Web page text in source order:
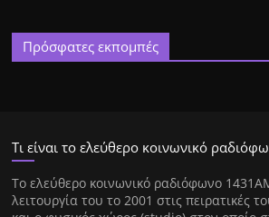
Πρόσφατες εκπομπές
Τι είναι το ελεύθερο κοινωνικό
Tο ελεύθερο κοινωνικό ραδιόφωνο
λειτουργία του το 2001 στις πειρατικές